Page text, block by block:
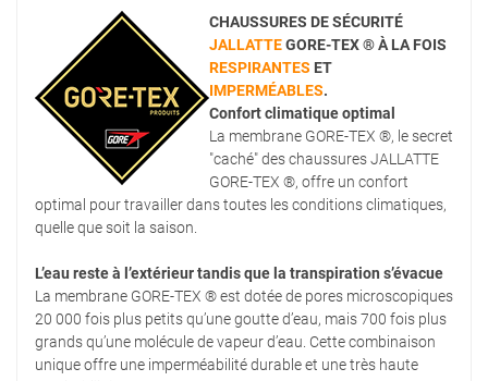
CHAUSSURES DE SÉCURITÉ
JALLATTEGORE-TEX ®À LA FOIS
RESPIRANTES ET
IMPERMÉABLES.
Confort climatique optimal
La membrane GORE-TEX ®, le secret
"caché" des chaussures JALLATTE
GORE-TEX ®, offre un confort
optimal pour travailler dans toutes les conditions climatiques,
quelle que soit la saison.
L’eau reste à l’extérieur tandis que la transpiration s’évacue
La membrane GORE-TEX ® est dotée de pores microscopiques
20 000 fois plus petits qu’une goutte d’eau, mais 700 fois plus
grands qu’une molécule de vapeur d’eau. Cette combinaison
unique offre une imperméabilité durable et une très haute